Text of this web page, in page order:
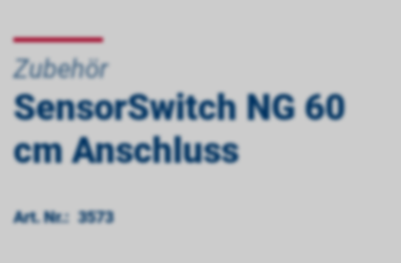
Zubehör
SensorSwitch NG 60
cm Anschluss
Art. Nr.: 3573